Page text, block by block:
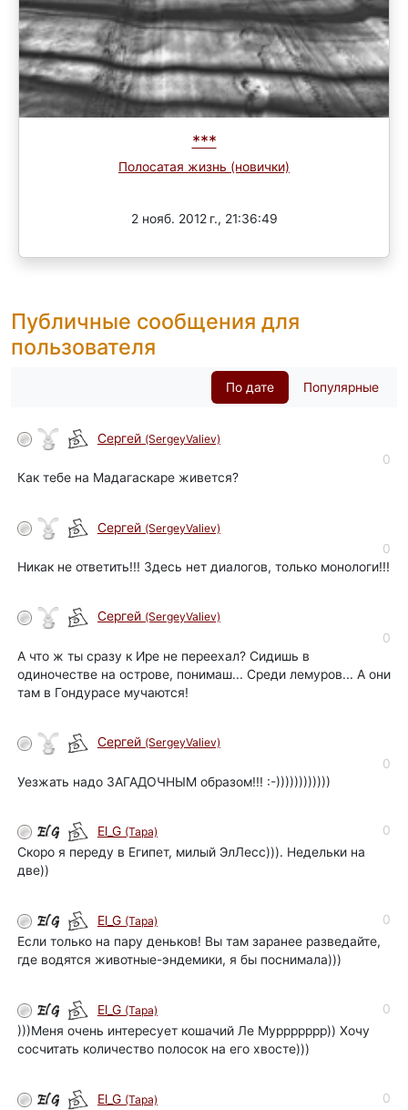
***
Полосатая жизнь (новички)
2 нояб. 2012 г., 21:36:49
Публичные сообщения для
пользователя
По дате Популярные
Сергей (SergeyValiev)
0
Как тебе на Мадагаскаре живется?
Сергей (SergeyValiev)
0
Никак не ответить!!! Здесь нет диалогов, только монологи!!!
Сергей (SergeyValiev)
0
А что ж ты сразу к Ире не переехал? Сидишь в
одиночестве на острове, понимаш... Среди лемуров... А они
там в Гондурасе мучаются!
Сергей (SergeyValiev)
0
Уезжать надо ЗАГАДОЧНЫМ образом!!! :-))))))))))))
El_G (Tapa)
0
Скоро я переду в Египет, милый ЭлЛесс))). Недельки на
две))
El_G (Tapa)
0
Если только на пару деньков! Вы там заранее разведайте,
где водятся животные-эндемики, я бы поснимала)))
El_G (Tapa)
0
)))Меня очень интересует кошачий Ле Муррррррр)) Хочу
сосчитать количество полосок на его хвосте)))
El_G (Tapa) 0